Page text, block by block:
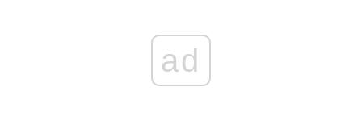
ad